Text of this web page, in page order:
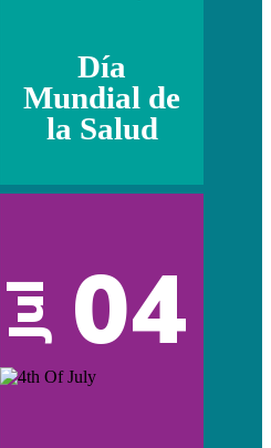
Día
Mundial de
la Salud
Jul 04